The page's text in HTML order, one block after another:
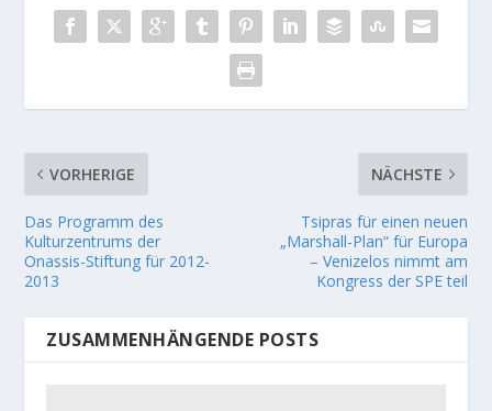
VORHERIGE
Das Programm des
Kulturzentrums der
Onassis-Stiftung für 2012-
2013
NÄCHSTE
Tsipras für einen neuen
„Marshall-Plan“ für Europa
– Venizelos nimmt am
Kongress der SPE teil
ZUSAMMENHÄNGENDE POSTS